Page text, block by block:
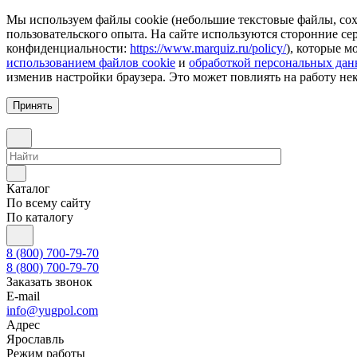
Мы используем файлы cookie (небольшие текстовые файлы,
пользовательского опыта. На сайте используются
конфиденциальности: https://www.marquiz.ru/policy/), которые
использованием файлов cookie и обработкой персональных
изменив настройки браузера. Это может повлиять на работу
Принять
Каталог
По всему сайту
По каталогу
8 (800) 700-79-70
8 (800) 700-79-70
Заказать звонок
E-mail
info@yugpol.com
Адрес
Ярославль
Режим работы